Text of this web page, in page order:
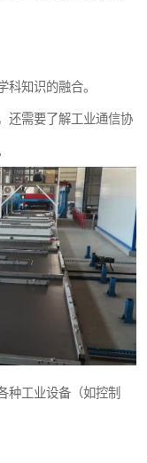
科知识的融合。
还需要了解工业通信协
种工业设备（如控制